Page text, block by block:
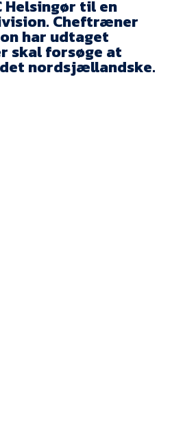
Fodbold
til en
Cheftræner
har udtaget
skal forsøge at
nordsjællandske.